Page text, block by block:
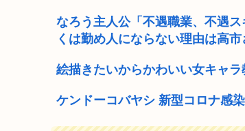
なろう主人公「不遇職業、不遇
くは勤め人にならない理由は高市
絵描きたいからかわいい女キャラ
ケンドーコバヤシ 新型コロナ感